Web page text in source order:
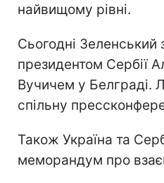
найвищому рівні.
Сьогодні Зеленський
президентом Сербії
Вучичем у Белграді.
спільну
Також Україна та
меморандум про